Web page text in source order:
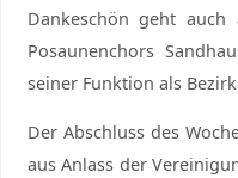
Dankeschön geht
Posaunenchors
seiner Funktion als
Der Abschluss des
aus Anlass der